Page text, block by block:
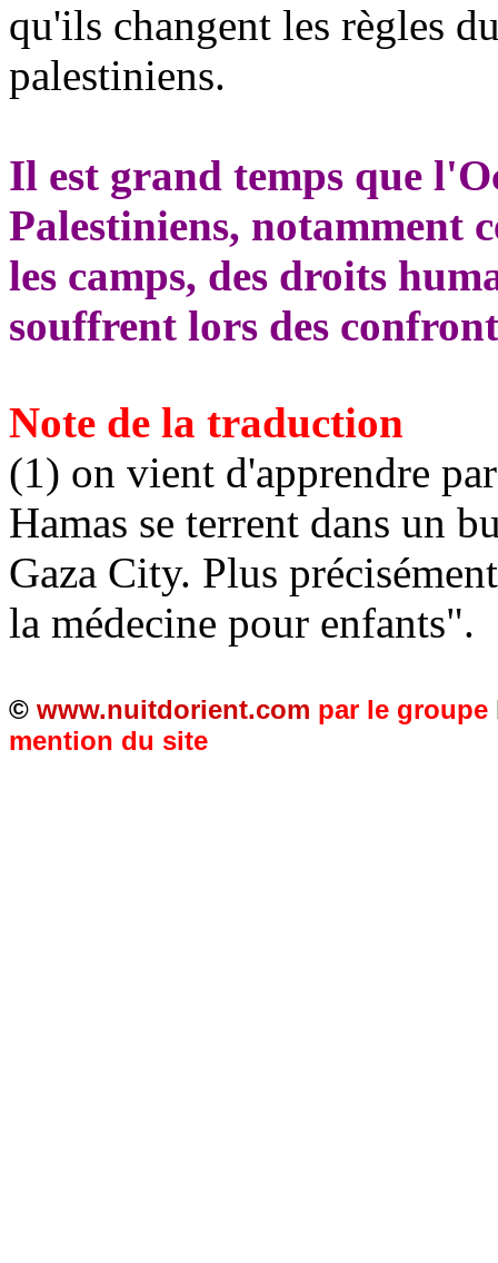
qu'ils changent les règles
palestiniens.
Il est grand temps que
Palestiniens, notamment
les camps, des droits
souffrent lors des
Note de la traduction
(1) on vient d'apprendre
Hamas se terrent dans un
Gaza City. Plus
la médecine pour enfants".
© www.nuitdorient.com par le groupe
mention du site